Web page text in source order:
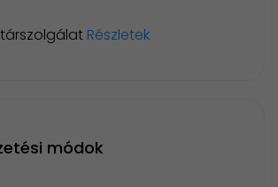
Részletek
módok